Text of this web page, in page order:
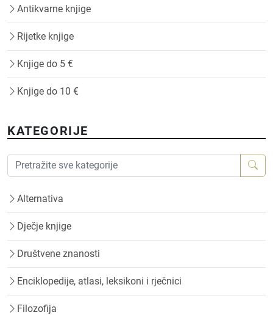
Antikvarne knjige
Rijetke knjige
Knjige do 5 €
Knjige do 10 €
KATEGORIJE
Alternativa
Dječje knjige
Društvene znanosti
Enciklopedije, atlasi, leksikoni i rječnici
Filozofija